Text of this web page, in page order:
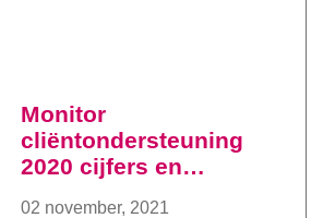
Monitor
cliëntondersteuning
2020 cijfers en
02 november, 2021